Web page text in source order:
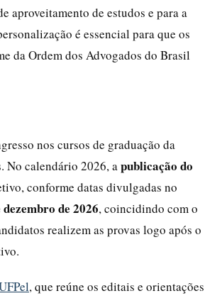
de estudos e para a
é essencial para que os
da Ordem dos Advogados do Brasil
nos cursos de graduação da
No calendário 2026, a publicação do
conforme datas divulgadas no
dezembro de 2026, coincidindo com o
realizem as provas logo após o
, que reúne os editais e orientações